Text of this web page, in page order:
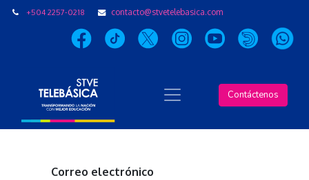
+504 2257-0218 contacto@stvetelebasica.com
Contáctenos
Correo electrónico